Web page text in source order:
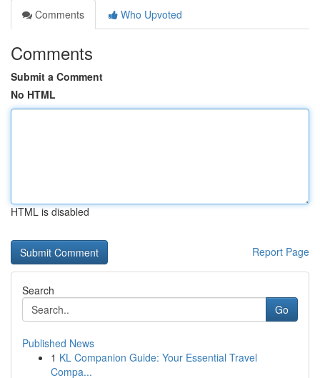
Comments
Who Upvoted
Comments
Submit a Comment
No HTML
HTML is disabled
Report Page
Search
Go
Published News
1 KL Companion Guide: Your Essential Travel
Compa...